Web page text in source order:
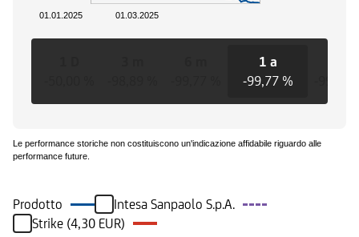
01.03.2025
01.01.2025
1 a
-99,77 %
Le performance storiche non costituiscono un'indicazione affidabile riguardo alle
performance future.
Prodotto
Intesa Sanpaolo S.p.A.
Strike (4,30 EUR)